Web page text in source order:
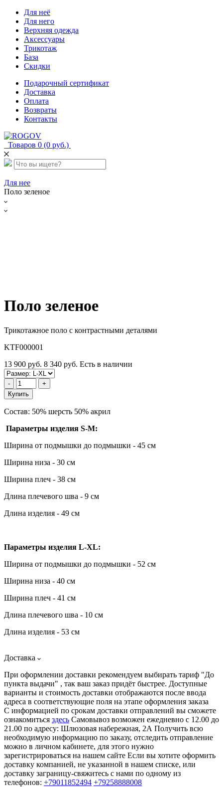
Для неё
Для него
Верхняя одежда
Аксессуары
Трикотаж
База
Скидки
Подарочный сертификат
Доставка
Оплата
Возвраты
Контакты
Товаров 0 (0 руб.)
Для нее
Поло зеленое
Поло зеленое
Трикотажное поло с контрастными деталями
KTF000001
13 900 руб. 8 340 руб. Есть в наличии
-
+
Купить
Состав: 50% шерсть 50% акрил
Параметры изделия S-M:
Ширина от подмышки до подмышки - 45 см
Ширина низа - 30 см
Ширина плеч - 38 см
Длина плечевого шва - 9 см
Длина изделия - 49 см
Параметры изделия L-XL:
Ширина от подмышки до подмышки - 52 см
Ширина низа - 40 см
Ширина плеч - 41 см
Длина плечевого шва - 10 см
Длина изделия - 53 см
Доставка
При оформлении доставки рекомендуем выбирать тариф "До
пункта выдачи" , так ваш заказ придёт быстрее. Доступные
варианты и стоимость доставки отображаются после ввода
адреса в соответствующие поля на этапе оформления заказа
С информацией по срокам доставки отправлений вы сможете
ознакомиться здесь Самовывоз возможен ежедневно с 12.00 до
21.00 по адресу: Шлюзовая набережная, 2А Получить всю
необходимую информацию по заказу, отследить отправление
можно в личном кабинете, для этого нужно
зарегистрироваться на нашем сайте Если вы хотите оформить
доставку компанией, не указанной в нашем списке, или
доставку заграницу-свяжитесь с нами по одному из
телефонов: +79011852494 +79258888008